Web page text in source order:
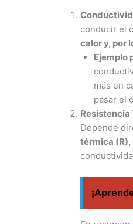
conducir el
calor y, por
Ejemplo
más en
pasar el
Resistencia
Depende
térmica